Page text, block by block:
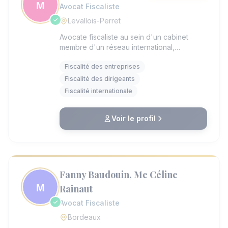
Avocat Fiscaliste
Levallois-Perret
Avocate fiscaliste au sein d'un cabinet
membre d'un réseau international,
dirigeants dans la gestion et l'optimisation
de leurs problématiques fiscales, en France
comme à l'international. Forte d'un double
comptable, j'interviens avec une approche
à la fois juridique, financière et
opérationnelle, permettant d'apporter des
clients.
Fiscalité des entreprises
Fiscalité des dirigeants
Fiscalité internationale
Voir le profil
Fanny Baudouin, Me Céline
Rainaut
Avocat Fiscaliste
Bordeaux